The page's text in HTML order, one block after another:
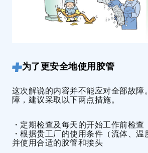
为了更安全地使用胶管
这次解说的内容并不能应对全部故障
障，建议采取以下两点措施。
・定期检查及每天的开始工作前检查
・根据贵工厂的使用条件（流体、温
并使用合适的胶管和接头